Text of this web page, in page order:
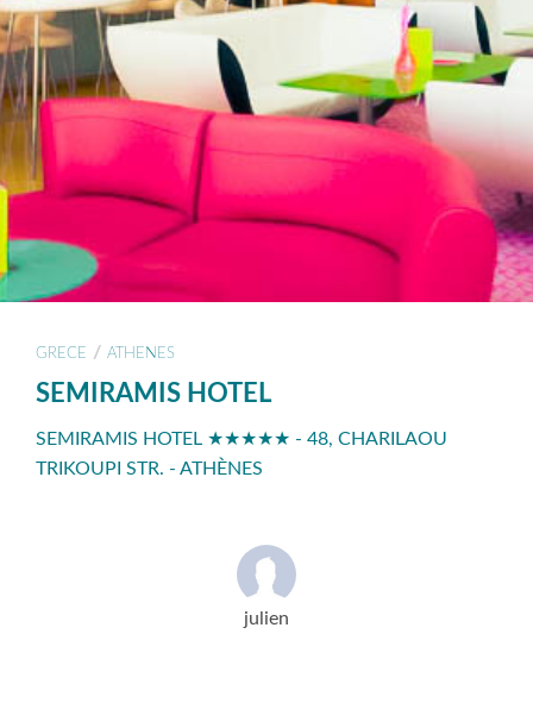
GRECE / ATHENES
SEMIRAMIS HOTEL
SEMIRAMIS HOTEL ★★★★★ - 48, CHARILAOU
TRIKOUPI STR. - ATHÈNES
julien